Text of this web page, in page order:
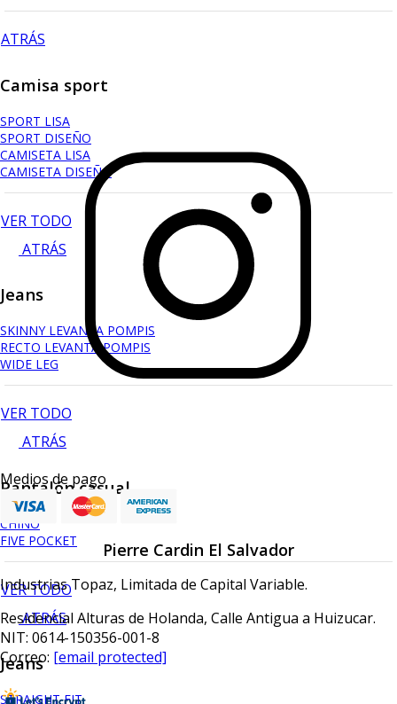
ATRÁS
Camisa sport
SPORT LISA
SPORT DISEÑO
CAMISETA LISA
CAMISETA DISEÑO
VER TODO
ATRÁS
Jeans
SKINNY LEVANTA POMPIS
RECTO LEVANTA POMPIS
WIDE LEG
VER TODO
ATRÁS
Pantalón casual
CHINO
FIVE POCKET
VER TODO
ATRÁS
Jeans
STRAIGHT FIT
Medios de pago
Pierre Cardin El Salvador
Industrias Topaz, Limitada de Capital Variable.
Residencial Alturas de Holanda, Calle Antigua a Huizucar.
NIT: 0614-150356-001-8
Correo: [email protected]